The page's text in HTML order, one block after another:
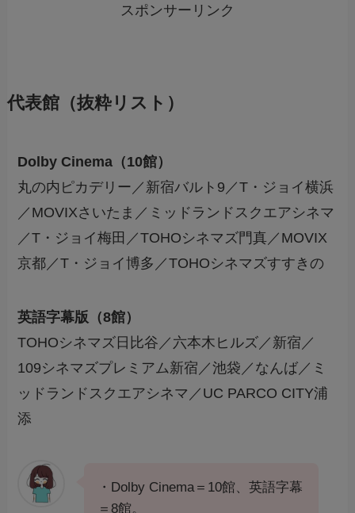
スポンサーリンク
代表館（抜粋リスト）
Dolby Cinema（10館）
丸の内ピカデリー／新宿バルト9／T・ジョイ横浜
／MOVIXさいたま／ミッドランドスクエアシネマ
／T・ジョイ梅田／TOHOシネマズ門真／MOVIX
京都／T・ジョイ博多／TOHOシネマズすすきの
英語字幕版（8館）
TOHOシネマズ日比谷／六本木ヒルズ／新宿／
109シネマズプレミアム新宿／池袋／なんば／ミ
ッドランドスクエアシネマ／UC PARCO CITY浦
添
・Dolby Cinema＝10館、英語字幕
＝8館。